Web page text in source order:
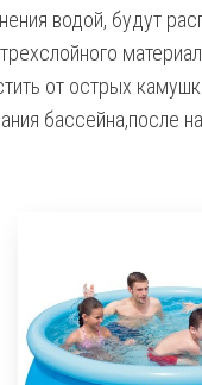
водой, будут
от острых
бассейна,после